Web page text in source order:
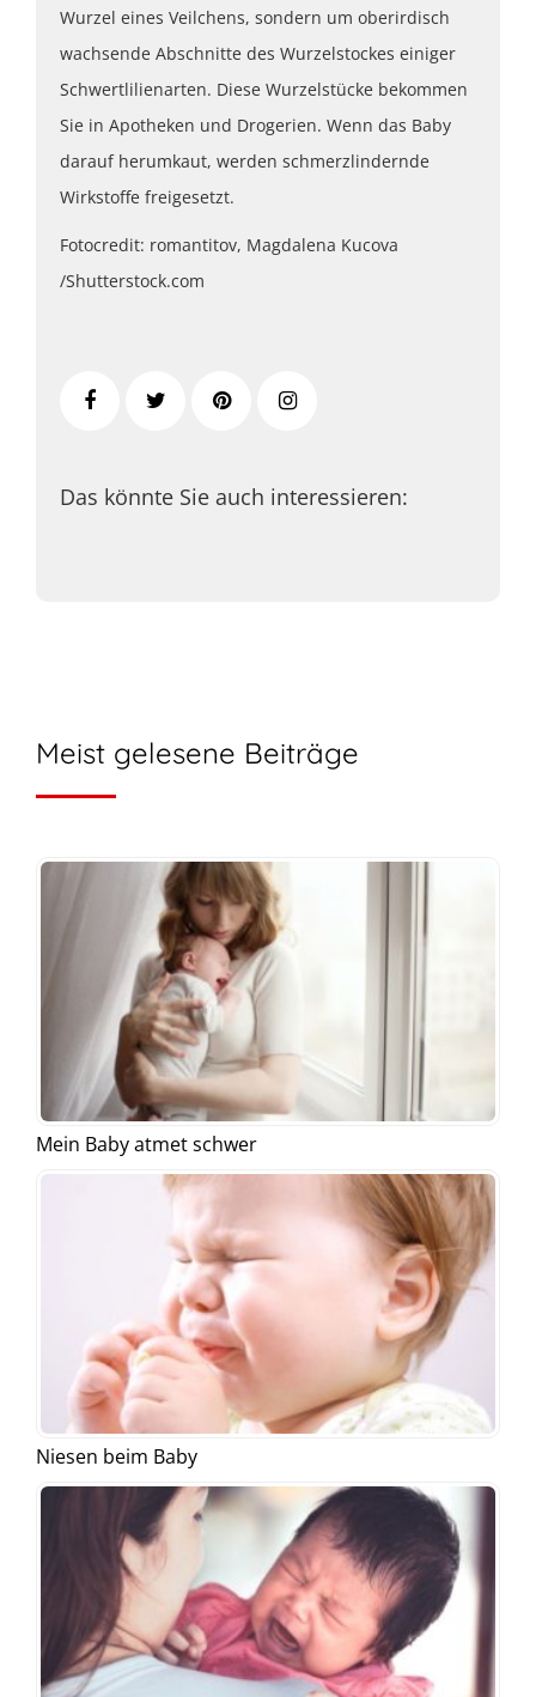
Wurzel eines Veilchens, sondern um oberirdisch
wachsende Abschnitte des Wurzelstockes einiger
Schwertlilienarten. Diese Wurzelstücke bekommen
Sie in Apotheken und Drogerien. Wenn das Baby
darauf herumkaut, werden schmerzlindernde
Wirkstoffe freigesetzt.
Fotocredit: romantitov, Magdalena Kucova
/Shutterstock.com
Das könnte Sie auch interessieren:
Meist gelesene Beiträge
Mein Baby atmet schwer
Niesen beim Baby